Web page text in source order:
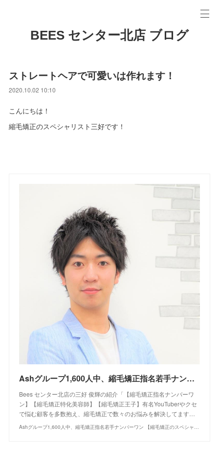
BEES センター北店 ブログ
ストレートヘアで可愛いは作れます！
2020.10.02 10:10
こんにちは！
縮毛矯正のスペシャリスト三好です！
Ashグループ1,600人中、縮毛矯正指名若手ナンバーワン 【縮毛矯正のスペシャリスト】【くせ毛のスペシャリスト】縮毛矯正特化美容師 縮毛矯正指名ナンバーワン くせ毛を生かしたカット 柔らかく作る縮
Bees センター北店の三好 俊輝の紹介「【縮毛矯正指名ナンバーワ
ン】【縮毛矯正特化美容師】【縮毛矯正王子】有名YouTuberやクセ
で悩む顧客を多数抱え、縮毛矯正で数々のお悩みを解決してます…
Ashグループ1,600人中、縮毛矯正指名若手ナンバーワン 【縮毛矯正のスペシャリスト】【くせ毛のスペシャリスト】縮毛矯正特化美容師 縮毛矯正指名ナンバーワン くせ毛を生かしたカット 柔らかく作る縮